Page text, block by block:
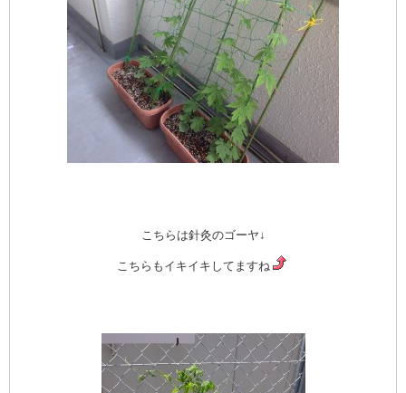
こちらは針灸のゴーヤ↓
こちらもイキイキしてますね